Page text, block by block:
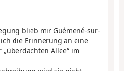
blieb mir Guémené-sur-
die Erinnerung an eine
Allee“ im